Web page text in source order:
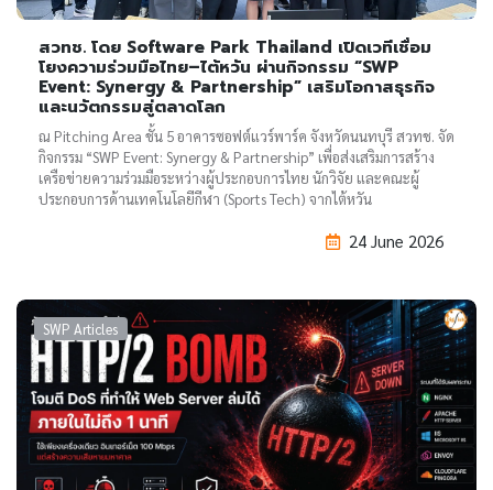
สวทช. โดย Software Park Thailand เปิดเวทีเชื่อม
โยงความร่วมมือไทย–ไต้หวัน ผ่านกิจกรรม “SWP
Event: Synergy & Partnership” เสริมโอกาสธุรกิจ
และนวัตกรรมสู่ตลาดโลก
ณ Pitching Area ชั้น 5 อาคารซอฟต์แวร์พาร์ค จังหวัดนนทบุรี สวทช. จัด
กิจกรรม “SWP Event: Synergy & Partnership” เพื่อส่งเสริมการสร้าง
เครือข่ายความร่วมมือระหว่างผู้ประกอบการไทย นักวิจัย และคณะผู้
ประกอบการด้านเทคโนโลยีกีฬา (Sports Tech) จากไต้หวัน
24 June 2026
SWP Articles